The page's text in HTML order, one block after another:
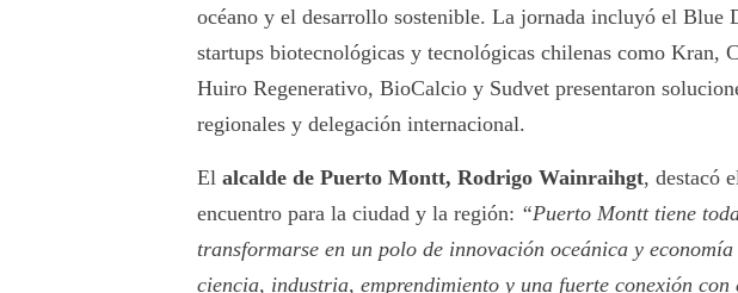
océano y el desarrollo sostenible. La jornada incluyó el Blue
startups biotecnológicas y tecnológicas chilenas como Kran,
Huiro Regenerativo, BioCalcio y Sudvet presentaron
regionales y delegación internacional.
Elalcalde de Puerto Montt, Rodrigo Wainraihgt, destacó
encuentro para la ciudad y la región: “Puerto Montt tiene
transformarse en un polo de innovación oceánica y
ciencia, industria, emprendimiento y una fuerte conexión